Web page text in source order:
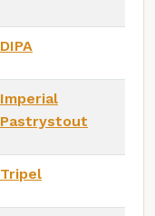
DIPA
Imperial
Pastrystout
Tripel